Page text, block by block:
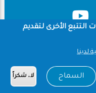
الأخرى لتقديم
لدينا
السماح لا، شكراً